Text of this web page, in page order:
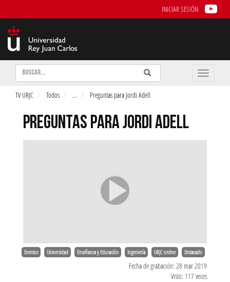
INICIAR SESIÓN
Buscar Enviar
Buscar
Toggle
TV URJC Todos ... Preguntas para Jordi Adell
PREGUNTAS PARA JORDI ADELL
Eventos Universidad Enseñanza y Educación Ingeniería URJC online Destacado
Fecha de grabación: 28 mar 2019
Visto: 117 veces